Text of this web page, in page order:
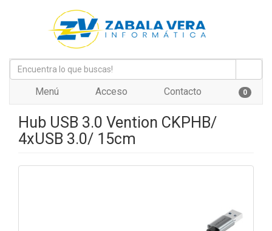
Menú Acceso Contacto 0
Hub USB 3.0 Vention CKPHB/
4xUSB 3.0/ 15cm